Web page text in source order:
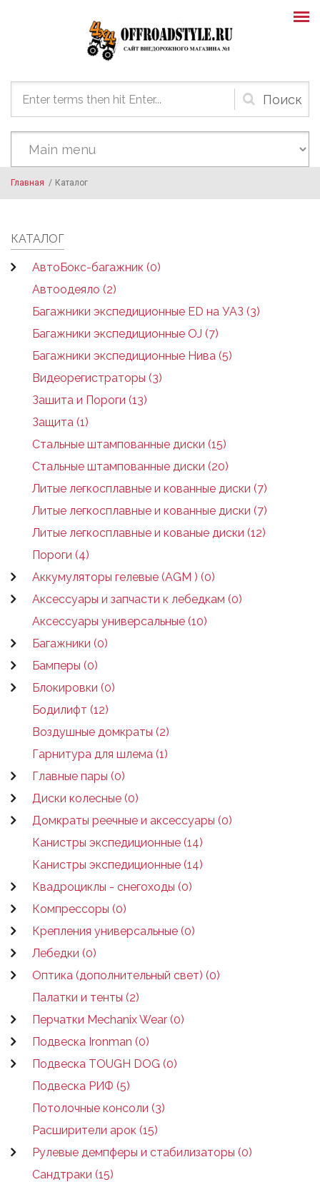
Форма
поиска
Главная / Каталог
КАТАЛОГ
АвтоБокс-багажник (0)
Автоодеяло (2)
Багажники экспедиционные ED на УАЗ (3)
Багажники экспедиционные OJ (7)
Багажники экспедиционные Нива (5)
Видеорегистраторы (3)
Зашита и Пороги (13)
Защита (1)
Стальные штампованные диски (15)
Стальные штампованные диски (20)
Литые легкосплавные и кованные диски (7)
Литые легкосплавные и кованные диски (7)
Литые легкосплавные и кованые диски (12)
Пороги (4)
Аккумуляторы гелевые (AGM ) (0)
Аксессуары и запчасти к лебедкам (0)
Аксессуары универсальные (10)
Багажники (0)
Бамперы (0)
Блокировки (0)
Бодилифт (12)
Воздушные домкраты (2)
Гарнитура для шлема (1)
Главные пары (0)
Диски колесные (0)
Домкраты реечные и аксессуары (0)
Канистры экспедиционные (14)
Канистры экспедиционные (14)
Квадроциклы - снегоходы (0)
Компрессоры (0)
Крепления универсальные (0)
Лебедки (0)
Оптика (дополнительный свет) (0)
Палатки и тенты (2)
Перчатки Mechanix Wear (0)
Подвеска Ironman (0)
Подвеска TOUGH DOG (0)
Подвеска РИФ (5)
Потолочные консоли (3)
Расширители арок (15)
Рулевые демпферы и стабилизаторы (0)
Сандтраки (15)